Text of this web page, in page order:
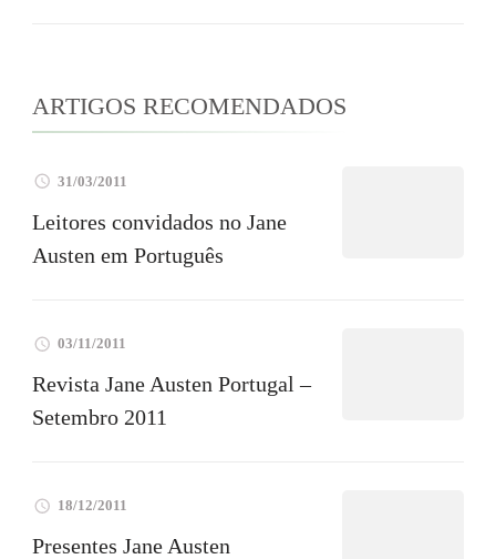
ARTIGOS RECOMENDADOS
31/03/2011
Leitores convidados no Jane
Austen em Português
03/11/2011
Revista Jane Austen Portugal –
Setembro 2011
18/12/2011
Presentes Jane Austen